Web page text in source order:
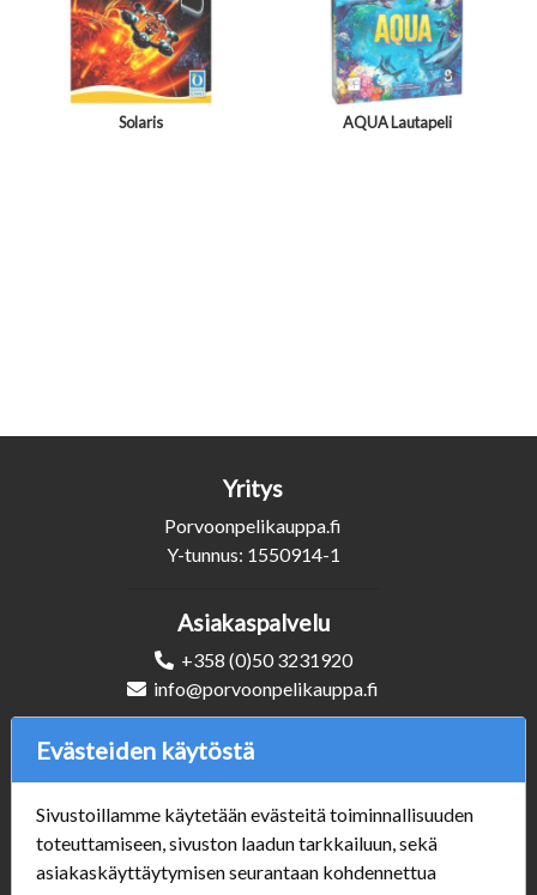
Solaris AQUA Lautapeli
Yritys
Porvoonpelikauppa.fi
Y-tunnus: 1550914-1
Asiakaspalvelu
+358 (0)50 3231920
info@porvoonpelikauppa.fi
Verkkokauppa
Seuraa Meitä
Evästeiden käytöstä
Sivustoillamme käytetään evästeitä toiminnallisuuden
toteuttamiseen, sivuston laadun tarkkailuun, sekä
asiakaskäyttäytymisen seurantaan kohdennettua